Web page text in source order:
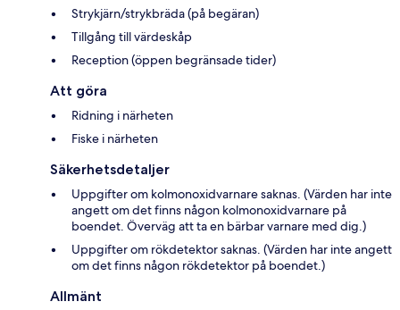
Strykjärn/strykbräda (på begäran)
Tillgång till värdeskåp
Reception (öppen begränsade tider)
Att göra
Ridning i närheten
Fiske i närheten
Säkerhetsdetaljer
Uppgifter om kolmonoxidvarnare saknas. (Värden har inte
angett om det finns någon kolmonoxidvarnare på
boendet. Överväg att ta en bärbar varnare med dig.)
Uppgifter om rökdetektor saknas. (Värden har inte angett
om det finns någon rökdetektor på boendet.)
Allmänt